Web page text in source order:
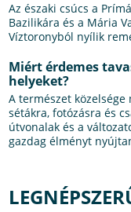
Az északi csúcs a
Bazilikára és a Mária
Víztoronyból nyílik
Miért érdemes
helyeket?
A természet
sétákra, fotózásra és
útvonalak és a
gazdag élményt